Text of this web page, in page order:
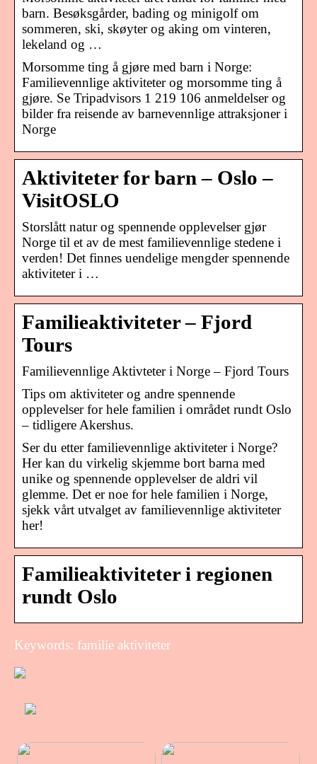
barn. Besøksgårder, bading og minigolf om
sommeren, ski, skøyter og aking om vinteren,
lekeland og …
Morsomme ting å gjøre med barn i Norge:
Familievennlige aktiviteter og morsomme ting å
gjøre. Se Tripadvisors 1 219 106 anmeldelser og
bilder fra reisende av barnevennlige attraksjoner i
Norge
Aktiviteter for barn – Oslo –
VisitOSLO
Storslått natur og spennende opplevelser gjør
Norge til et av de mest familievennlige stedene i
verden! Det finnes uendelige mengder spennende
aktiviteter i …
Familieaktiviteter – Fjord
Tours
Familievennlige Aktivteter i Norge – Fjord Tours
Tips om aktiviteter og andre spennende
opplevelser for hele familien i området rundt Oslo
– tidligere Akershus.
Ser du etter familievennlige aktiviteter i Norge?
Her kan du virkelig skjemme bort barna med
unike og spennende opplevelser de aldri vil
glemme. Det er noe for hele familien i Norge,
sjekk vårt utvalget av familievennlige aktiviteter
her!
Familieaktiviteter i regionen
rundt Oslo
Keywords: familie aktiviteter